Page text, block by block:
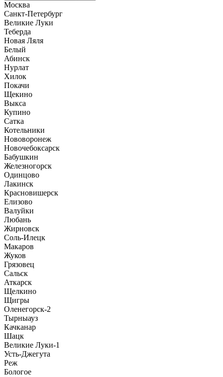
Москва
Санкт-Петербург
Великие Луки
Теберда
Новая Ляля
Белый
Абинск
Нурлат
Хилок
Покачи
Щекино
Выкса
Купино
Сатка
Котельники
Нововоронеж
Новочебоксарск
Бабушкин
Железногорск
Одинцово
Лакинск
Красновишерск
Елизово
Валуйки
Любань
Жирновск
Соль-Илецк
Макаров
Жуков
Грязовец
Сальск
Аткарск
Щелкино
Щигры
Оленегорск-2
Тырныауз
Качканар
Шацк
Великие Луки-1
Усть-Джегута
Реж
Бологое